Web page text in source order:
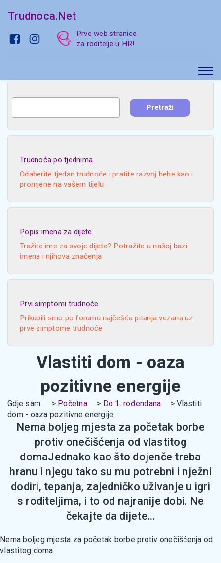
Trudnoca.Net
Prve web stranice
za roditelje u HR!
Trudnoća po tjednima
Odaberite tjedan trudnoće i pratite razvoj bebe kao i
promjene na vašem tijelu
Popis imena za dijete
Tražite ime za svoje dijete? Potražite u našoj bazi
imena i njihova značenja
Prvi simptomi trudnoće
Prikupili smo po forumu najčešća pitanja vezana uz
prve simptome trudnoće
Vlastiti dom - oaza
pozitivne energije
Gdje sam: Početna Do 1. rođendana
Vlastiti
dom - oaza pozitivne energije
Nema boljeg mjesta za početak borbe
protiv onečišćenja od vlastitog
domaJednako kao što dojenče treba
hranu i njegu tako su mu potrebni i nježni
dodiri, tepanja, zajedničko uživanje u igri
s roditeljima, i to od najranije dobi. Ne
čekajte da dijete...
Nema boljeg mjesta za početak borbe protiv onečišćenja od
vlastitog doma